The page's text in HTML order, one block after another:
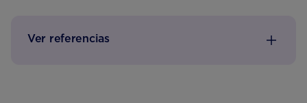
Ver referencias